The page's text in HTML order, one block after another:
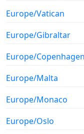
Europe/Vatican
Europe/Gibraltar
Europe/Copenhagen
Europe/Malta
Europe/Monaco
Europe/Oslo